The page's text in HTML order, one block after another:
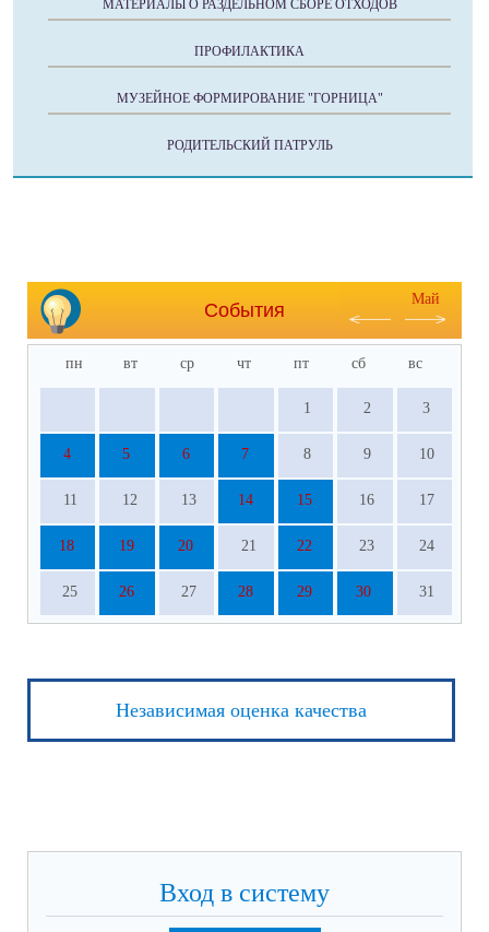
МАТЕРИАЛЫ О РАЗДЕЛЬНОМ СБОРЕ ОТХОДОВ
ПРОФИЛАКТИКА
МУЗЕЙНОЕ ФОРМИРОВАНИЕ "ГОРНИЦА"
РОДИТЕЛЬСКИЙ ПАТРУЛЬ
События
Май
пн вт ср чт пт сб вс
1 2 3
4 5 6 7 8 9 10
11 12 13 14 15 16 17
18 19 20 21 22 23 24
25 26 27 28 29 30 31
Независимая оценка качества
Вход в систему